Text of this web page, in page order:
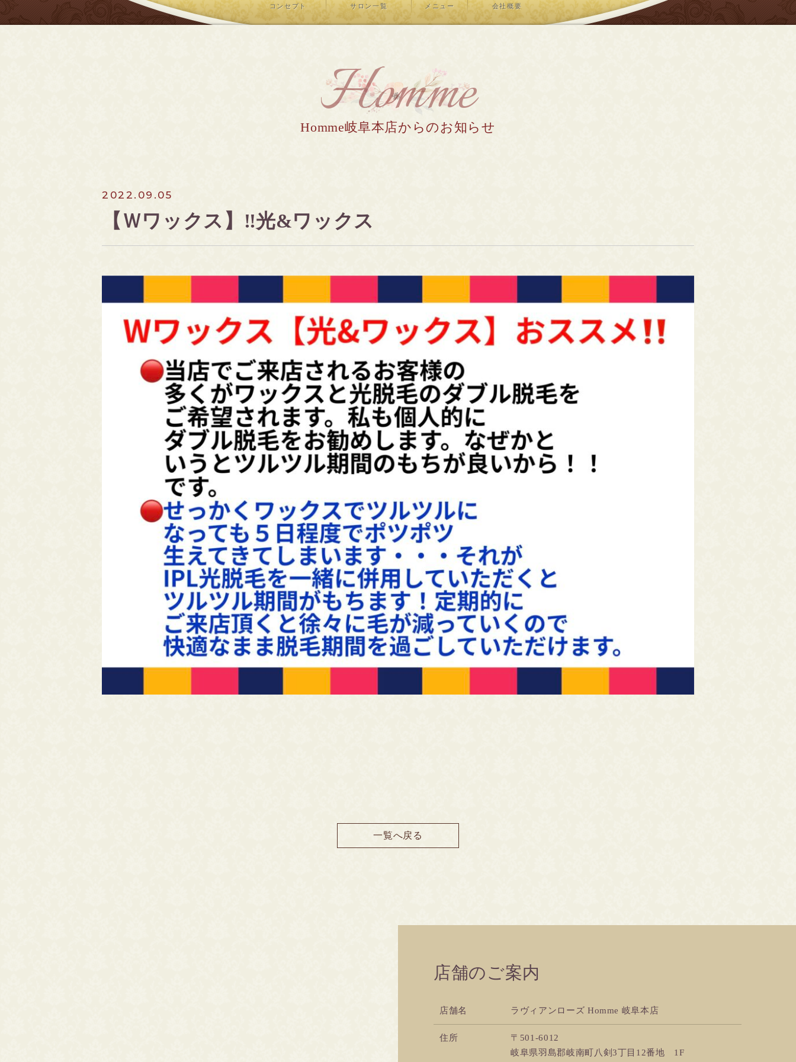
コンセプト サロン一覧 メニュー 会社概要
Homme
Homme岐阜本店からのお知らせ
2022.09.05
【Ｗワックス】‼️光&ワックス
一覧へ戻る
店舗のご案内
店舗名 ラヴィアンローズ Homme 岐阜本店
住所
〒501-6012
岐阜県羽島郡岐南町八剣3丁目12番地 1F